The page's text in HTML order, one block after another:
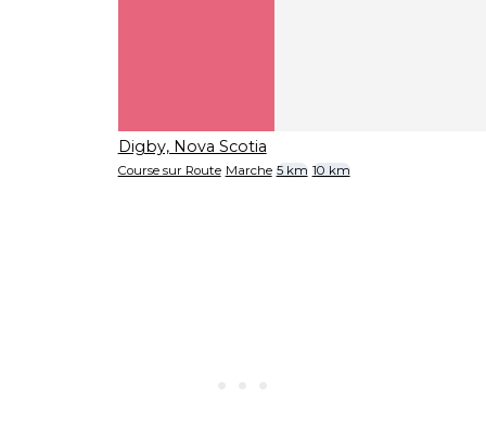
Digby, Nova Scotia
Course sur Route Marche 5 km 10 km